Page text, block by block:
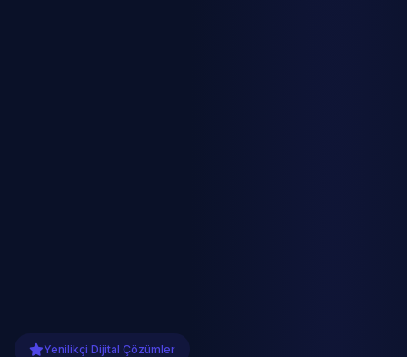
Yenilikçi Dijital Çözümler